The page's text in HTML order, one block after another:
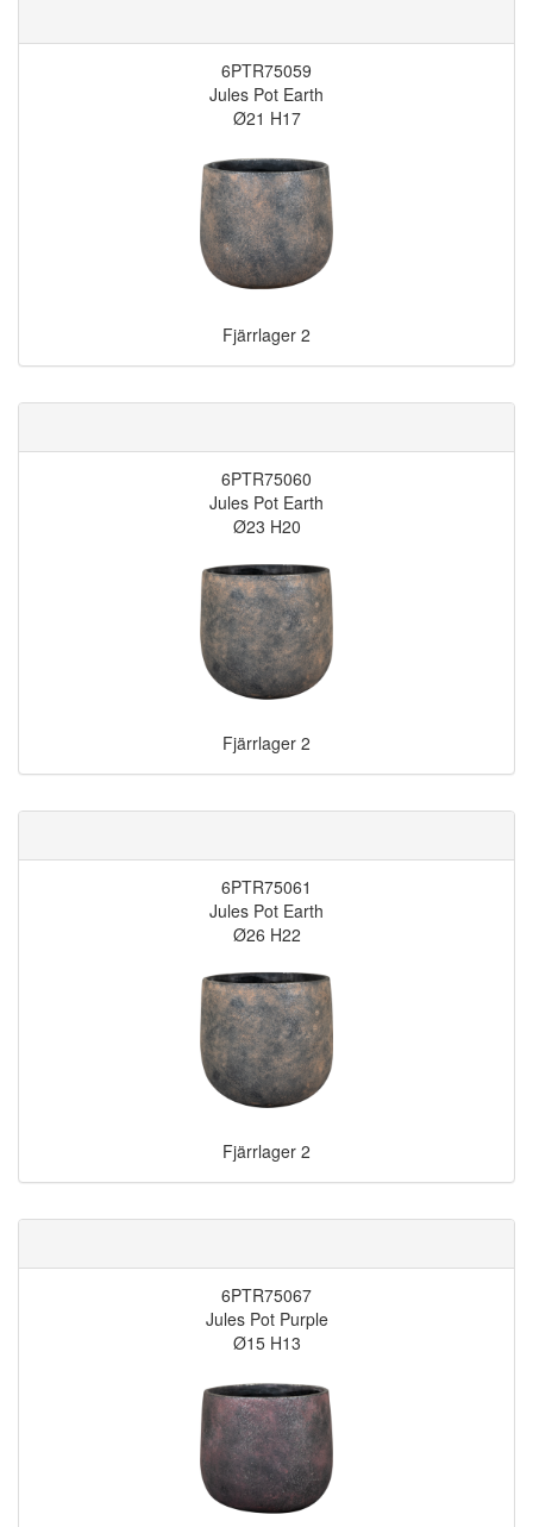
6PTR75059
Jules Pot Earth
Ø21 H17
Fjärrlager 2
6PTR75060
Jules Pot Earth
Ø23 H20
Fjärrlager 2
6PTR75061
Jules Pot Earth
Ø26 H22
Fjärrlager 2
6PTR75067
Jules Pot Purple
Ø15 H13